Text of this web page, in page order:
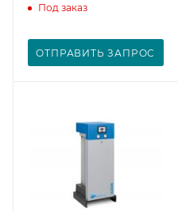
Под заказ
ОТПРАВИТЬ ЗАПРОС